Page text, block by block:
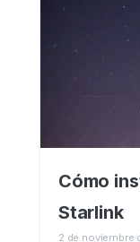
Cómo
Starlink
2 de noviembre